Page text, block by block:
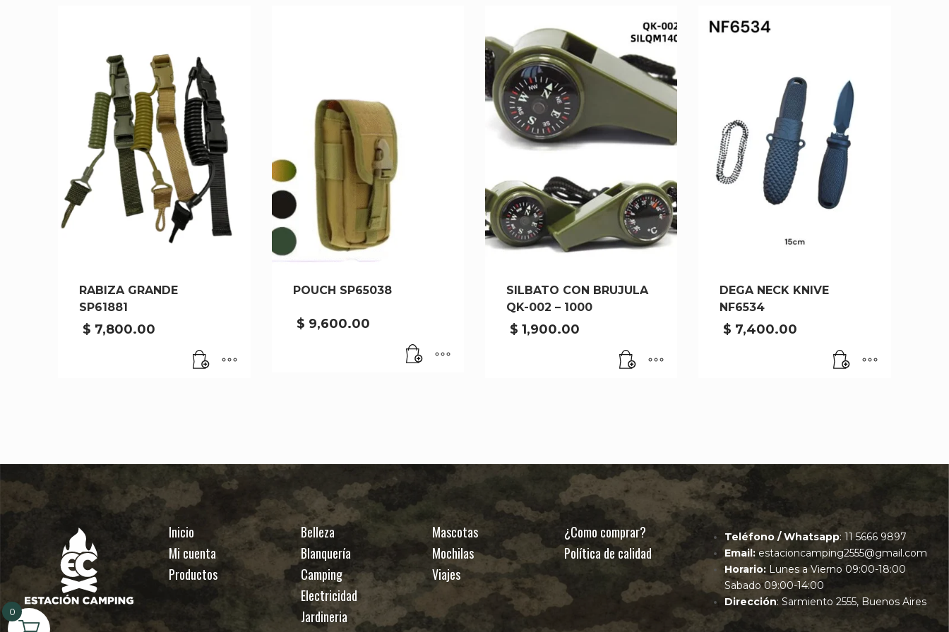
RABIZA GRANDE
SP61881
$ 7,800.00
POUCH SP65038
$ 9,600.00
SILBATO CON BRUJULA
QK-002 – 1000
$ 1,900.00
DEGA NECK KNIVE
NF6534
$ 7,400.00
Inicio
Mi cuenta
Productos
Belleza
Blanquería
Camping
Electricidad
Jardineria
Mascotas
Mochilas
Viajes
¿Como comprar?
Política de calidad
Teléfono / Whatsapp: 11 5666 9897
Email:estacioncamping2555@gmail.com
Horario: Lunes a Vierno 09:00-18:00
Sabado 09:00-14:00
Dirección: Sarmiento 2555, Buenos Aires
0